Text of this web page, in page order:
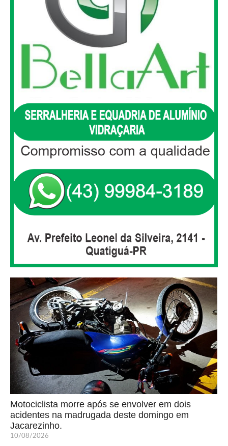
Motociclista morre após se envolver em dois
acidentes na madrugada deste domingo em
Jacarezinho.
10/08/2026